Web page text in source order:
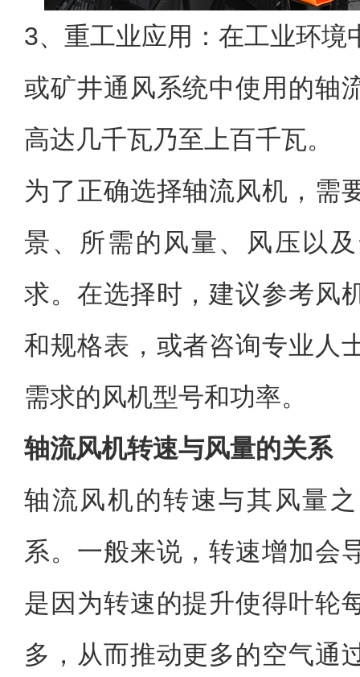
3、重工业应用：在工业环境
或矿井通风系统中使用的轴
高达几千瓦乃至上百千瓦。
为了正确选择轴流风机，需
景、所需的风量、风压以
求。在选择时，建议参考风
和规格表，或者咨询专业人
需求的风机型号和功率。
轴流风机转速与风量的关系
轴流风机的转速与其风量
系。一般来说，转速增加会
是因为转速的提升使得叶轮
多，从而推动更多的空气通